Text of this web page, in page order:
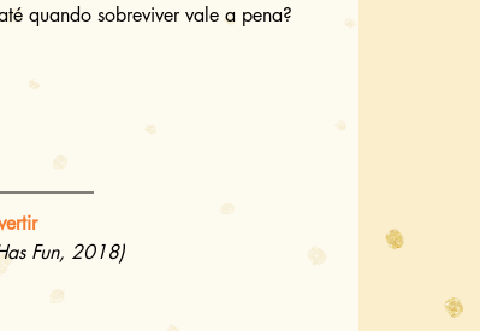
quando sobreviver vale a pena?
Fun, 2018)